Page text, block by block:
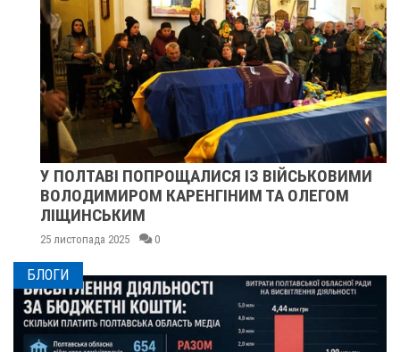
У ПОЛТАВІ ПОПРОЩАЛИСЯ ІЗ ВІЙСЬКОВИМИ
ВОЛОДИМИРОМ КАРЕНГІНИМ ТА ОЛЕГОМ
ЛІЩИНСЬКИМ
25 листопада 2025 0
БЛОГИ